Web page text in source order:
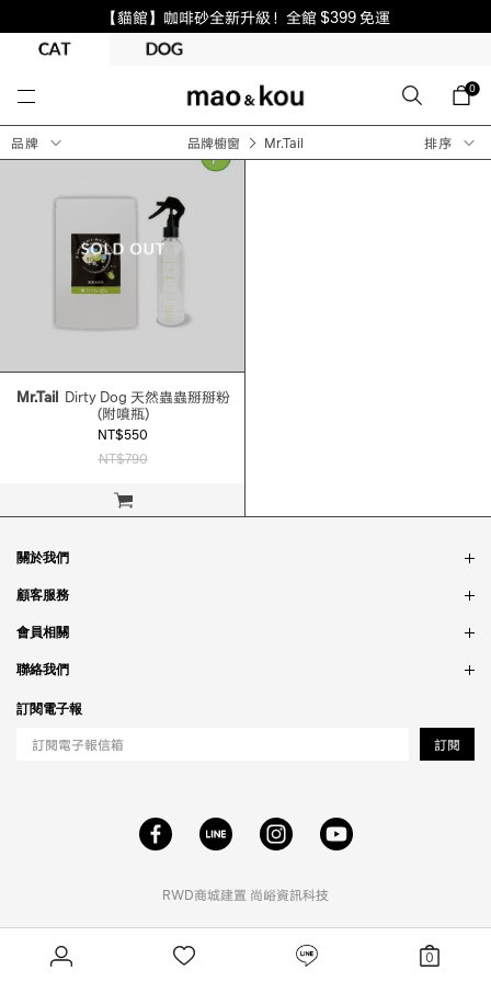
【貓館】咖啡砂全新升級！全館 $399 免運
0
0
品牌 排序
品牌櫥窗 Mr.Tail
立即購買
Mr.TailDirty Dog 天然蟲蟲掰掰粉
(附噴瓶)
NT$550
NT$790
RWD商城建置 尚峪資訊科技
關於我們
品牌故事
銷售據點
隱私政策
顧客服務
訂單問題
付款問題
配送問題
會員相關
會員制度
紅利制度
聯絡我們
合作相關
工作職缺
訂閱電子報
訂閱